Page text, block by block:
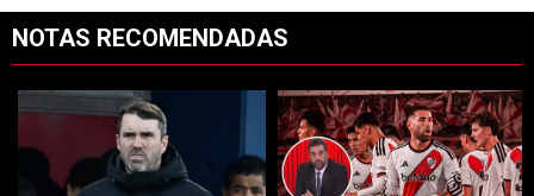
NOTAS RECOMENDADAS
Un artículo de tendencia con el título "Coudet tras la derrota ante
Un artículo de tendencia con el